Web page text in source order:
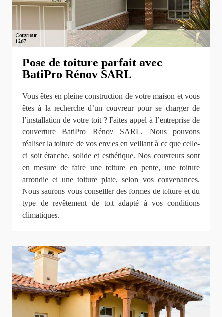
Pose de toiture parfait avec
BatiPro Rénov SARL
Vous êtes en pleine construction de votre maison et vous
êtes à la recherche d’un couvreur pour se charger de
l’installation de votre toit ? Faites appel à l’entreprise de
couverture BatiPro Rénov SARL. Nous pouvons
réaliser la toiture de vos envies en veillant à ce que celle-
ci soit étanche, solide et esthétique. Nos couvreurs sont
en mesure de faire une toiture en pente, une toiture
arrondie et une toiture plate, selon vos convenances.
Nous saurons vous conseiller des formes de toiture et du
type de revêtement de toit adapté à vos conditions
climatiques.